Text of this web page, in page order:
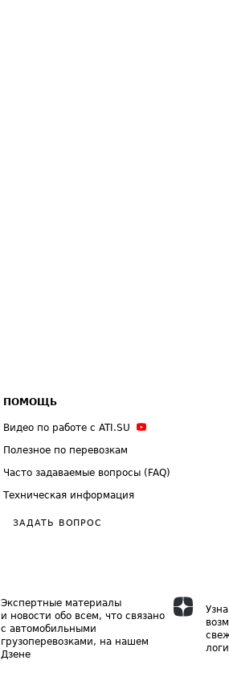
ПОМОЩЬ
Видео по работе с ATI.SU
Полезное по перевозкам
Часто задаваемые вопросы (FAQ)
Техническая информация
ЗАДАТЬ ВОПРОС
Экспертные материалы
и новости обо всем, что связано
с автомобильными
грузоперевозками, на нашем
Дзене